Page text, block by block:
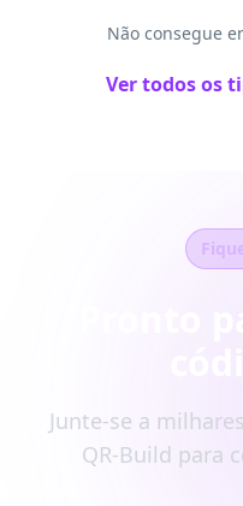
Não consegue
Ver todos os
Junte-se a
QR-Build para